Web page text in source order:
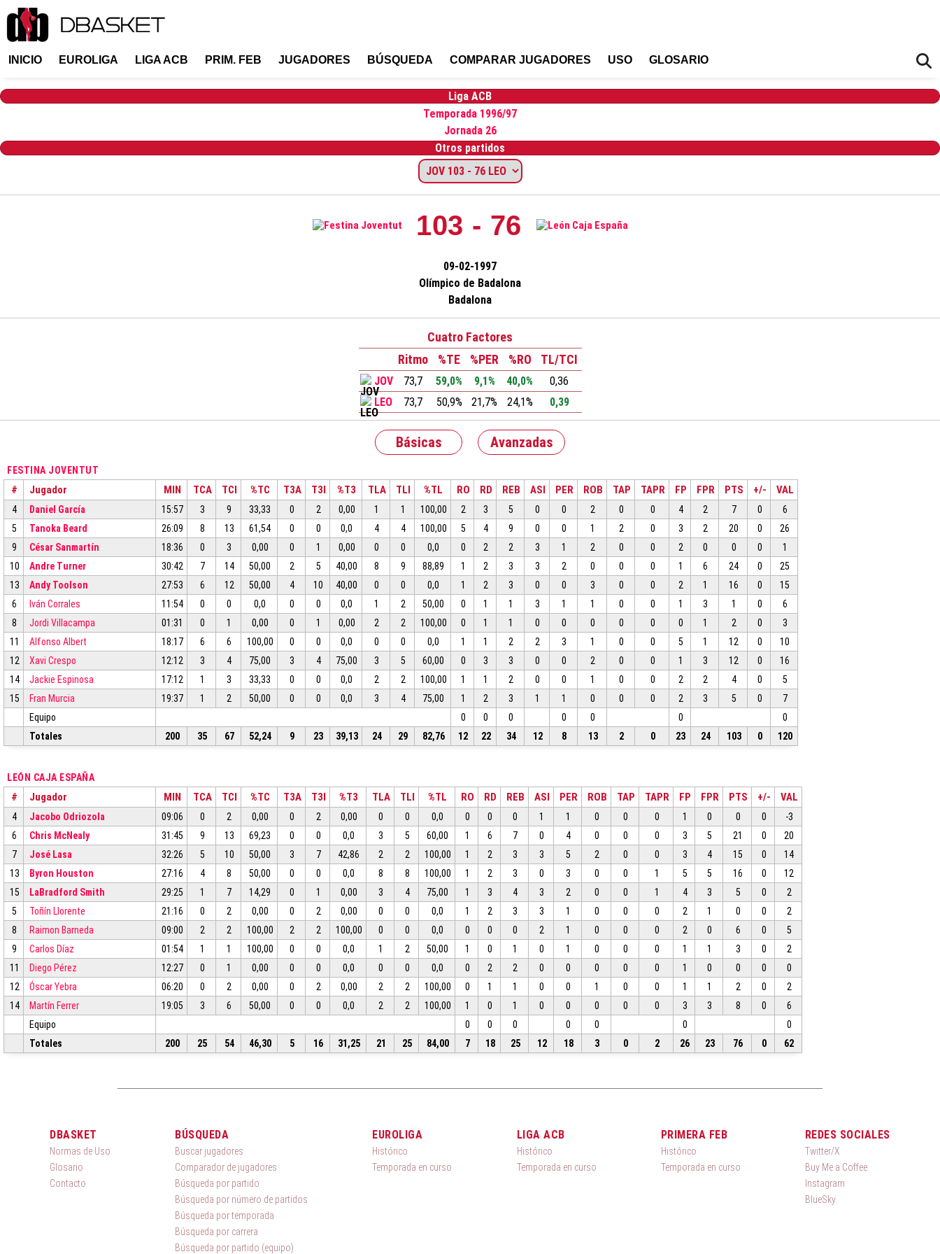
INICIO EUROLIGA LIGA ACB PRIM. FEB JUGADORES BÚSQUEDA COMPARAR JUGADORES USO GLOSARIO
Liga ACB
Temporada 1996/97
Jornada 26
Otros partidos
103 - 76
09-02-1997
Olímpico de Badalona
Badalona
Cuatro Factores
Ritmo
%TE %PER %RO TL/TCI
JOV 73,7 59,0% 9,1% 40,0%
0,36
LEO
73,7 50,9% 21,7% 24,1% 0,39
Básicas Avanzadas
FESTINA JOVENTUT
# Jugador MIN TCA TCI %TC T3A T3I %T3 TLA TLI %TL RO RD REB ASI PER ROB TAP TAPR FP FPR PTS +/- VAL
4 Daniel García 15:57 3 9 33,33 0 2 0,00 1 1 100,00 2 3 5 0 0 2 0 0 4 2 7 0
6
5
Tanoka Beard 26:09 8 13 61,54 0 0 0,0 4 4 100,00 5 4 9 0 0 1 2 0 3 2 20 0
26
9
César Sanmartín 18:36 0 3 0,00 0 1 0,00 0 0 0,0 0 2 2 3 1 2 0 0 2 0 0 0
1
10
Andre Turner 30:42 7 14 50,00 2 5 40,00 8 9 88,89 1 2 3 3 2 0 0 0 1 6 24 0
25
13
Andy Toolson 27:53 6 12 50,00 4 10 40,00 0 0 0,0 1 2 3 0 0 3 0 0 2 1 16 0
15
6
Iván Corrales 11:54 0 0 0,0 0 0 0,0 1 2 50,00 0 1 1 3 1 1 0 0 1 3 1 0
6
8
Jordi Villacampa 01:31 0 1 0,00 0 1 0,00 2 2 100,00 0 1 1 0 0 0 0 0 0 1 2 0
3
11
Alfonso Albert 18:17 6 6 100,00 0 0 0,0 0 0 0,0 1 1 2 2 3 1 0 0 5 1 12 0
10
12
Xavi Crespo 12:12 3 4 75,00 3 4 75,00 3 5 60,00 0 3 3 0 0 2 0 0 1 3 12 0
16
14
Jackie Espinosa 17:12 1 3 33,33 0 0 0,0 2 2 100,00 1 1 2 0 0 1 0 0 2 2 4 0
5
15
Fran Murcia 19:37 1 2 50,00 0 0 0,0 3 4 75,00 1 2 3 1 1 0 0 0 2 3 5 0
7
Equipo
0 0 0 0 0 0
0
Totales
200 35 67 52,24 9 23 39,13 24 29 82,76 12 22 34 12 8 13 2 0 23 24 103 0 120
LEÓN CAJA ESPAÑA
# Jugador MIN TCA TCI %TC T3A T3I %T3 TLA TLI %TL RO RD REB ASI PER ROB TAP TAPR FP FPR PTS +/- VAL
4 Jacobo Odriozola 09:06 0 2 0,00 0 2 0,00 0 0 0,0 0 0 0 1 1 0 0 0 1 0 0 0
-3
6
Chris McNealy 31:45 9 13 69,23 0 0 0,0 3 5 60,00 1 6 7 0 4 0 0 0 3 5 21 0
20
7
José Lasa 32:26 5 10 50,00 3 7 42,86 2 2 100,00 1 2 3 3 5 2 0 0 3 4 15 0
14
13
Byron Houston 27:16 4 8 50,00 0 0 0,0 8 8 100,00 1 2 3 0 3 0 0 1 5 5 16 0
12
15
LaBradford Smith 29:25 1 7 14,29 0 1 0,00 3 4 75,00 1 3 4 3 2 0 0 1 4 3 5 0
2
5
Toñín Llorente 21:16 0 2 0,00 0 2 0,00 0 0 0,0 1 2 3 3 1 0 0 0 2 1 0 0
2
8
Raimon Barneda 09:00 2 2 100,00 2 2 100,00 0 0 0,0 0 0 0 2 1 0 0 0 2 0 6 0
5
9
Carlos Díaz 01:54 1 1 100,00 0 0 0,0 1 2 50,00 1 0 1 0 1 0 0 0 1 1 3 0
2
11
Diego Pérez 12:27 0 1 0,00 0 0 0,0 0 0 0,0 0 2 2 0 0 0 0 0 1 0 0 0
0
12
Óscar Yebra 06:20 0 2 0,00 0 2 0,00 2 2 100,00 0 1 1 0 0 1 0 0 1 1 2 0
2
14
Martín Ferrer 19:05 3 6 50,00 0 0 0,0 2 2 100,00 1 0 1 0 0 0 0 0 3 3 8 0
6
Equipo
0 0 0 0 0 0
0
Totales
200 25 54 46,30 5 16 31,25 21 25 84,00 7 18 25 12 18 3 0 2 26 23 76 0 62
DBASKET
Normas de Uso
Glosario
Contacto
BÚSQUEDA
Buscar jugadores
Comparador de jugadores
Búsqueda por partido
Búsqueda por número de partidos
Búsqueda por temporada
Búsqueda por carrera
Búsqueda por partido (equipo)
EUROLIGA
Histórico
Temporada en curso
LIGA ACB
Histórico
Temporada en curso
PRIMERA FEB
Histórico
Temporada en curso
REDES SOCIALES
Twitter/X
Buy Me a Coffee
Instagram
BlueSky